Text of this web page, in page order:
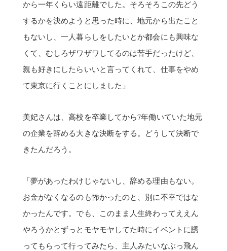
から一年くらい遠距離でした。そろそろこの先どう
するかを決めようと思った時に、地元から出たこと
もないし、一人暮らしをしたいとか都会にも興味な
くて、むしろザワザワしてるのは苦手だったけど、
親も好きにしたらいいと言ってくれて、仕事をやめ
て東京に行くことにしました」
美妃さんは、高校を卒業してから7年働いていた地元
の企業を辞める大きな決断をする。どうして決断で
きたんだろう。
「夢があったわけじゃないし、辞める理由もない。
お金がなくなるのも怖かったのと、別に不幸ではな
かったんです。でも、このまま人生終わってええん
やろうかとずっとモヤモヤしてた時にイベントに誘
ってもらって行ってみたら、主人みたいなぶっ飛ん